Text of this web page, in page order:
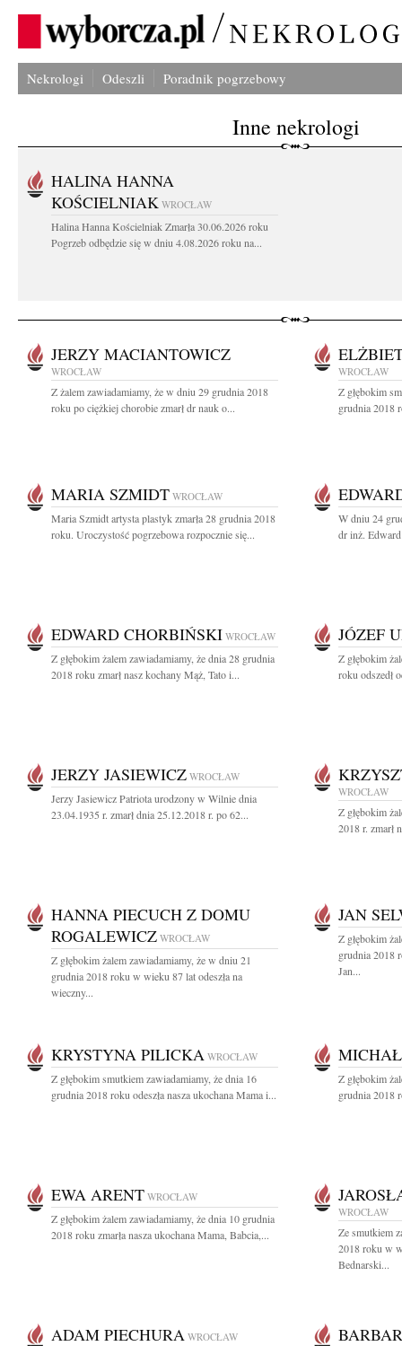
Nekrologi Odeszli Poradnik pogrzebowy
Inne nekrologi
HALINA HANNA
KOŚCIELNIAK WROCŁAW
Halina Hanna Kościelniak Zmarła 30.06.2026 roku
Pogrzeb odbędzie się w dniu 4.08.2026 roku na...
JERZY MACIANTOWICZ
WROCŁAW
Z żalem zawiadamiamy, że w dniu 29 grudnia 2018
roku po ciężkiej chorobie zmarł dr nauk o...
WROCŁAW
Z głębokim
grudnia 2018
MARIA SZMIDT WROCŁAW
Maria Szmidt artysta plastyk zmarła 28 grudnia 2018
roku. Uroczystość pogrzebowa rozpocznie się...
W dniu 24
dr inż.
EDWARD CHORBIŃSKI WROCŁAW
Z głębokim żalem zawiadamiamy, że dnia 28 grudnia
2018 roku zmarł nasz kochany Mąż, Tato i...
JÓZEF
Z głębokim
roku odszedł
JERZY JASIEWICZ WROCŁAW
Jerzy Jasiewicz Patriota urodzony w Wilnie dnia
23.04.1935 r. zmarł dnia 25.12.2018 r. po 62...
WROCŁAW
Z głębokim
2018 r. zmarł
HANNA PIECUCH Z DOMU
ROGALEWICZ WROCŁAW
Z głębokim żalem zawiadamiamy, że w dniu 21
grudnia 2018 roku w wieku 87 lat odeszła na
wieczny...
JAN
Z głębokim
grudnia 2018
Jan...
KRYSTYNA PILICKA WROCŁAW
Z głębokim smutkiem zawiadamiamy, że dnia 16
grudnia 2018 roku odeszła nasza ukochana Mama i...
Z głębokim
grudnia 2018
EWA ARENT WROCŁAW
Z głębokim żalem zawiadamiamy, że dnia 10 grudnia
2018 roku zmarła nasza ukochana Mama, Babcia,...
WROCŁAW
Ze smutkiem
2018 roku w
Bednarski...
ADAM PIECHURA WROCŁAW